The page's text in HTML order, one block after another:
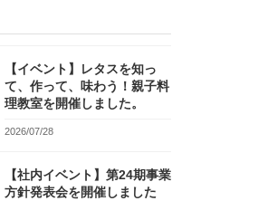
【イベント】レタスを知っ
て、作って、味わう！親子料
理教室を開催しました。
2026/07/28
【社内イベント】第24期事業
方針発表会を開催しました